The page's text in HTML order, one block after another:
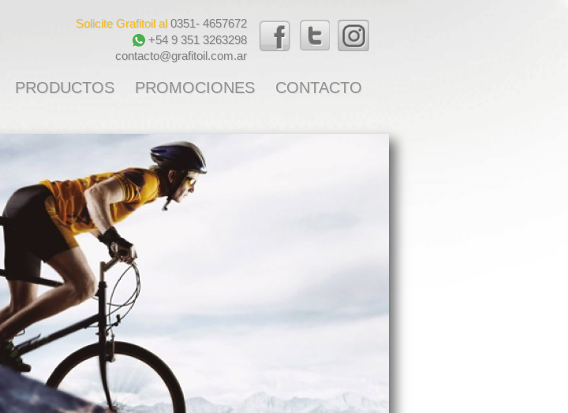
Solicite Grafitoil al 0351- 4657672
+54 9 351 3263298
contacto@grafitoil.com.ar
PRODUCTOS PROMOCIONES CONTACTO